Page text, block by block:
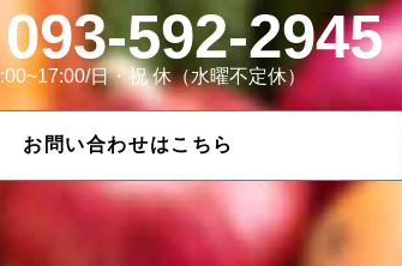
093-592-2945
日・祝 休（水曜不定休）
お問い合わせはこちら